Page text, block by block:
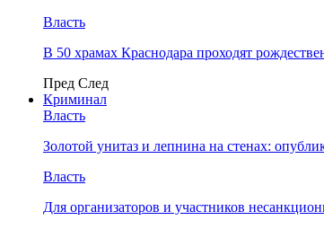
Власть
В 50 храмах Краснодара проходят
Пред След
Криминал
Власть
​Золотой унитаз и лепнина на стенах:
Власть
Для организаторов и участников